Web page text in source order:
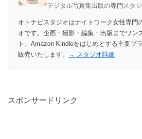
デジタル写真集出版の専門スタ
オトナビスタジオはナイトワーク女性専門
オです。企画・撮影・編集・出版までワン
ト。Amazon Kindleをはじめとする主要プ
販売いたします。
→ スタジオ詳細
スポンサードリンク